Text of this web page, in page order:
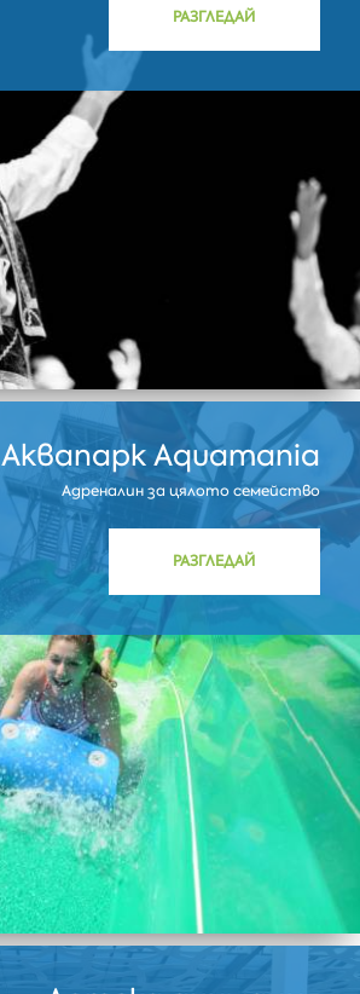
РАЗГЛЕДАЙ
Аквапарк Aquamania
Адреналин за цялото семейство
РАЗГЛЕДАЙ